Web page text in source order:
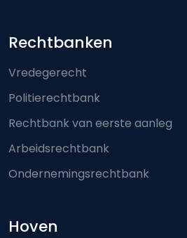
Footer-menu
Rechtbanken
Vredegerecht
Politierechtbank
Rechtbank van eerste aanleg
Arbeidsrechtbank
Ondernemingsrechtbank
Hoven